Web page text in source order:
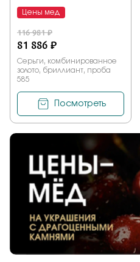
Цены мед
116 981 ₽
81 886 ₽
Серьги, комбинированное
золото, бриллиант, проба
585
Посмотреть